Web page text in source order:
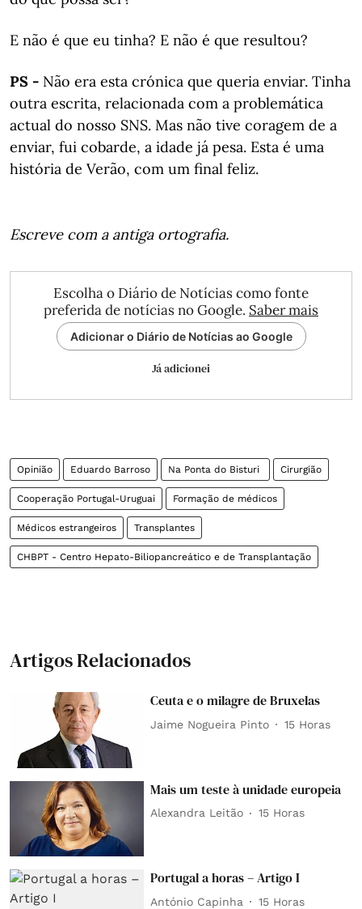
E não é que eu tinha? E não é que resultou?
PS - Não era esta crónica que queria enviar. Tinha
outra escrita, relacionada com a problemática
actual do nosso SNS. Mas não tive coragem de a
enviar, fui cobarde, a idade já pesa. Esta é uma
história de Verão, com um final feliz.
Escreve com a antiga ortografia.
Escolha o Diário de Notícias como fonte
preferida de notícias no Google. Saber mais
Adicionar o Diário de Notícias ao Google
Já adicionei
Opinião Eduardo Barroso Na Ponta do Bisturi Cirurgião
Cooperação Portugal-Uruguai Formação de médicos
Médicos estrangeiros Transplantes
CHBPT - Centro Hepato-Biliopancreático e de Transplantação
Artigos Relacionados
Ceuta e o milagre de Bruxelas
Jaime Nogueira Pinto 15 Horas
Mais um teste à unidade europeia
Alexandra Leitão 15 Horas
Portugal a horas – Artigo I
António Capinha 15 Horas